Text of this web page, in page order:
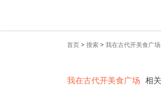
首页 > 搜索 > 我在古代开美食广场
我在古代开美食广场 相